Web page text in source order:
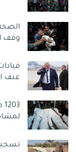
وسوم: البحيرة
نتيجة الشهادة الاعدادية
وقف
عنف
لمشافي